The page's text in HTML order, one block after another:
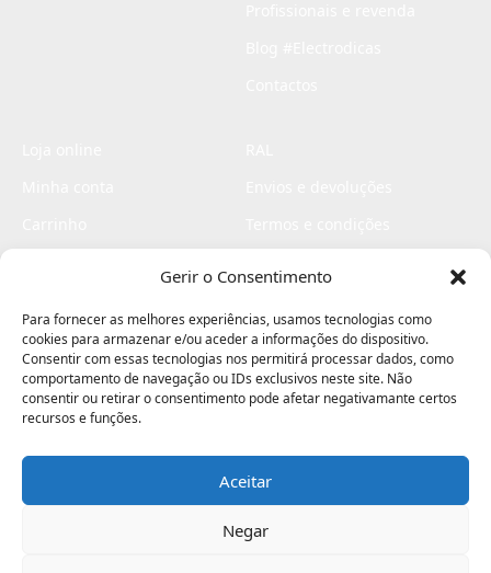
Gerir o Consentimento
Para fornecer as melhores experiências, usamos tecnologias como
cookies para armazenar e/ou aceder a informações do dispositivo.
Consentir com essas tecnologias nos permitirá processar dados, como
comportamento de navegação ou IDs exclusivos neste site. Não
consentir ou retirar o consentimento pode afetar negativamante certos
recursos e funções.
Aceitar
Negar
Livro de elogios
Electromaquinas ©2026
contágio - agência criativa